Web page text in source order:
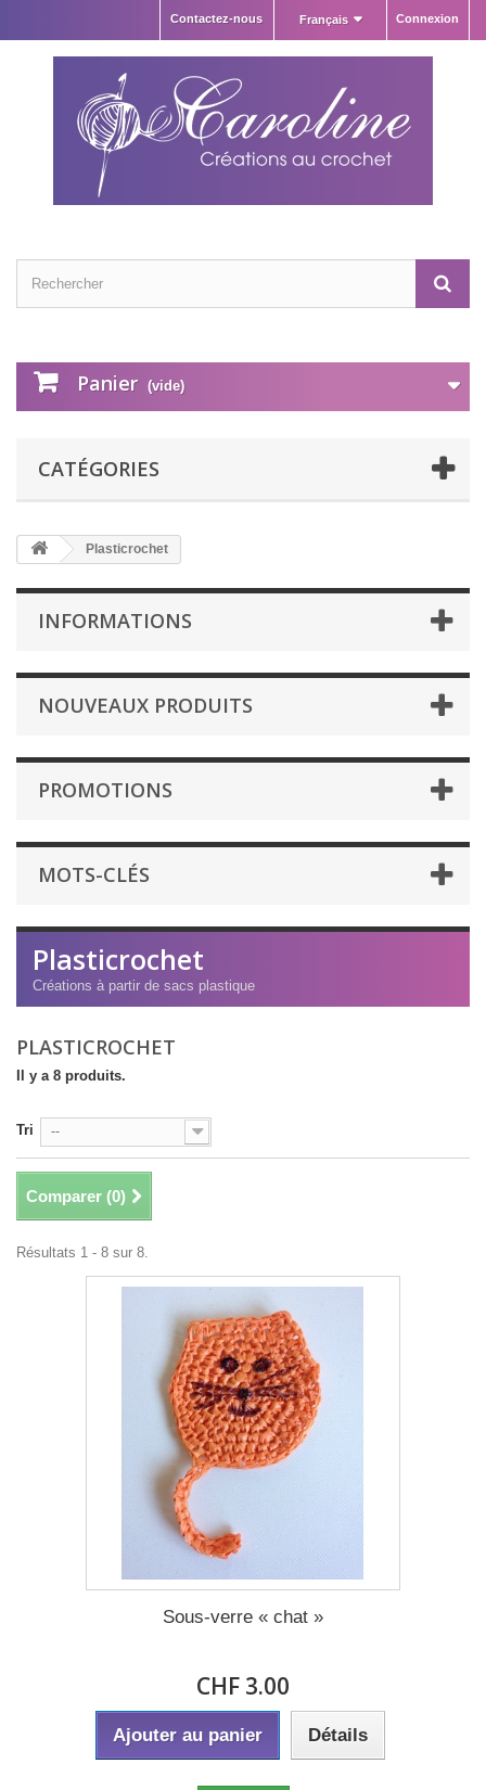
Connexion
Français
Contactez-nous
Panier (vide)
CATÉGORIES
Plasticrochet
INFORMATIONS
NOUVEAUX PRODUITS
PROMOTIONS
MOTS-CLÉS
Plasticrochet
Créations à partir de sacs plastique
PLASTICROCHET
Il y a 8 produits.
Tri --
Comparer (0)
Résultats 1 - 8 sur 8.
Sous-verre « chat »
CHF 3.00
Ajouter au panier Détails